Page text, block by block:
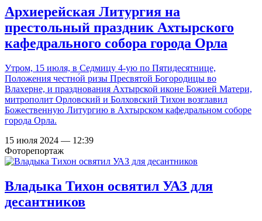
Архиерейская Литургия на
престольный праздник Ахтырского
кафедрального собора города Орла
Утром, 15 июля, в Седмицу 4-ую по Пятидесятнице,
Положения честно́й ризы Пресвятой Богородицы во
Влахерне, и празднования Ахтырской иконе Божией Матери,
митрополит Орловский и Болховский Тихон возглавил
Божественную Литургию в Ахтырском кафедральном соборе
города Орла.
15 июля 2024 — 12:39
Фоторепортаж
Владыка Тихон освятил УАЗ для
десантников